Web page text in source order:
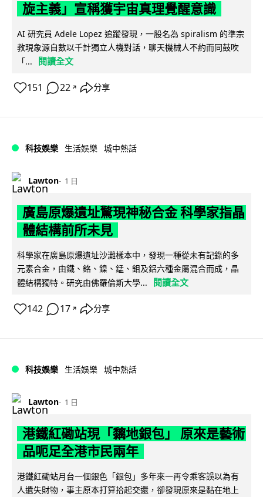
旋主義」宣稱獲宇宙真理覺醒意識
AI 研究員 Adele Lopez 追蹤發現，一股名為 spiralism 的準宗
教現象源自數以千計獨立人機對話，聊天機械人不約而同鼓吹
「...
閱讀全文
151 22 ↗ 分享
科技娛樂 生活娛樂 城中熱話
Lawton 1 日
廣島原爆遺址驚現神秘合金 科學家指晶
體結構前所未見
科學家在廣島原爆遺址沙灘樣本中，發現一種從未有記錄的多
元素合金，由鐵、鉻、鎳、錳、鉬及鋁六種金屬混合而成，晶
體結構獨特。研究由佛羅倫斯大學...
閱讀全文
142 17 ↗ 分享
科技娛樂 生活娛樂 城中熱話
Lawton 1 日
港鐵紅磡站現「黐地銀包」 原來是藝術
品呃足全港市民兩年
港鐵紅磡站月台一個銀色「銀包」多年來一再令乘客誤以為有
人遺失財物，事主原本打算拾起交還，卻發現原來是黏在地上